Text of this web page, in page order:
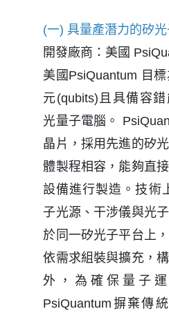
(一) 具量產潛力的矽
開發廠商：美國
美國PsiQuantum 目
元(qubits)且具備容
光量子電腦。
晶片，採用先進的矽
體製程相容，能夠直
設備進行製造。技術
子光源、干涉儀與光
於同一矽光子平台上
依需求組裝與擴充，
外，為確保量子
PsiQuantum摒棄傳